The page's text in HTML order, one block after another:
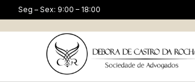
Seg – Sex: 9:00 – 18:00